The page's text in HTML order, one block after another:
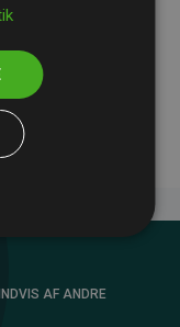
investeringer i
CO₂-
AF ANDRE